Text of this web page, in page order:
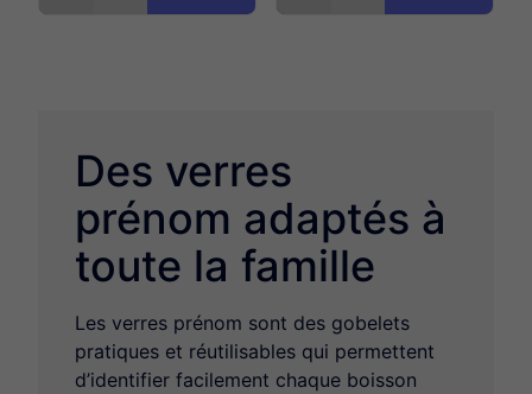
Des verres
prénom adaptés à
toute la famille
Les verres prénom sont des gobelets
pratiques et réutilisables qui permettent
d’identifier facilement chaque boisson